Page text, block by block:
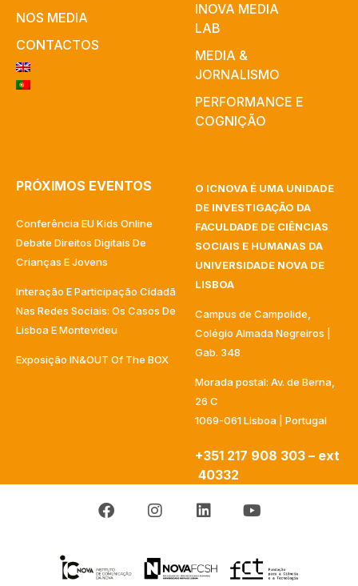
NOS MEDIA
CONTACTOS
INOVA MEDIA
LAB
MEDIA &
JORNALISMO
PERFORMANCE E
COGNIÇÃO
PRÓXIMOS EVENTOS
Conferência EU Kids Online
Debate Direitos Digitais De
Crianças E Jovens
Interação E Participação Cidadã
Nas Redes Sociais: Os Casos De
Lisboa E Montevideu
Exposição IN&OUT Of The BOX
O ICNOVA É UMA UNIDADE
DE INVESTIGAÇÃO DA
FACULDADE DE CIÊNCIAS
SOCIAIS E HUMANAS DA
UNIVERSIDADE NOVA DE
LISBOA
Campus de Campolide,
Colégio Almada Negreiros |
Gab. 348
Morada postal: Av. de Berna,
26 C
1069-061 Lisboa | Portugal
+351 217 908 303 – ext
40332